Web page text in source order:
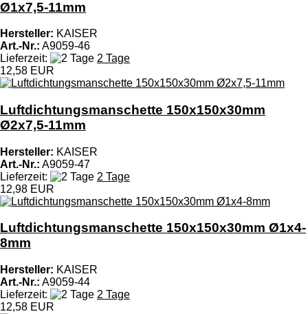
Ø1x7,5-11mm
Hersteller: KAISER
Art.-Nr.: A9059-46
Lieferzeit:
2 Tage
12,58 EUR
Luftdichtungsmanschette 150x150x30mm
Ø2x7,5-11mm
Hersteller: KAISER
Art.-Nr.: A9059-47
Lieferzeit:
2 Tage
12,98 EUR
Luftdichtungsmanschette 150x150x30mm Ø1x4-
8mm
Hersteller: KAISER
Art.-Nr.: A9059-44
Lieferzeit:
2 Tage
12,58 EUR